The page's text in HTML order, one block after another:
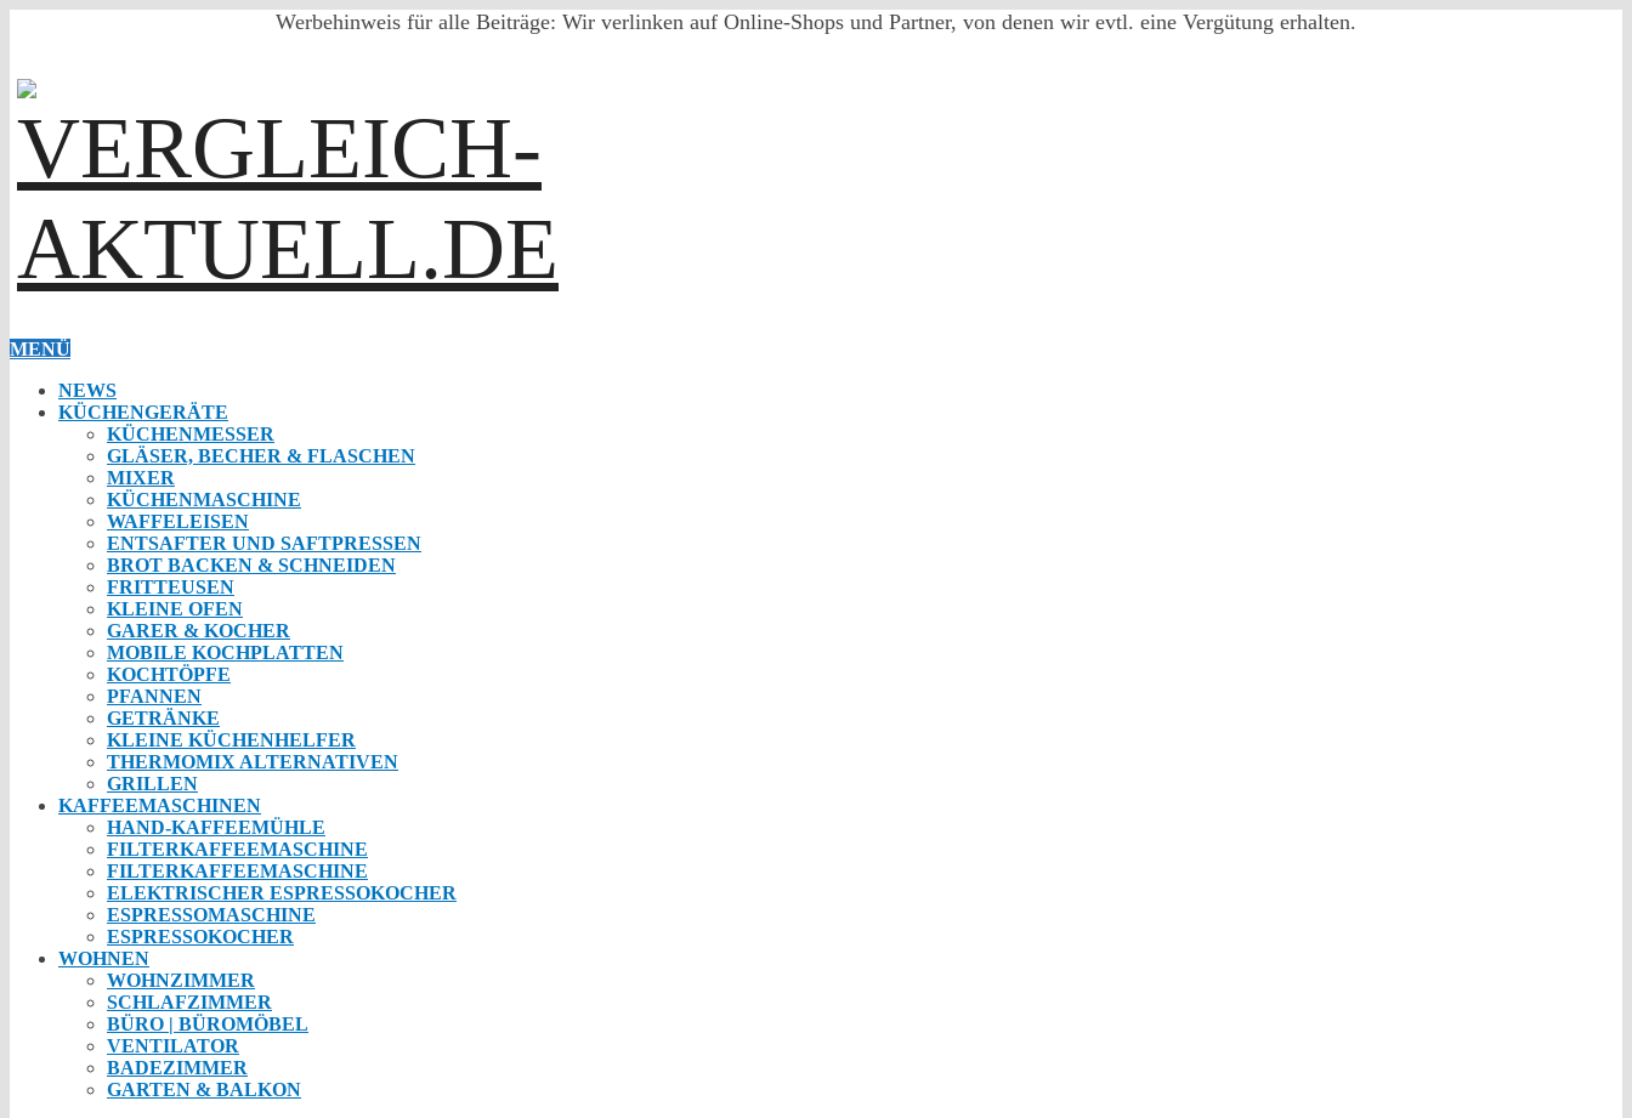
Werbehinweis für alle Beiträge: Wir verlinken auf Online-Shops und Partner, von denen wir evtl. eine Vergütung erhalten.
MENÜ
NEWS
KÜCHENGERÄTE
KÜCHENMESSER
GLÄSER, BECHER & FLASCHEN
MIXER
KÜCHENMASCHINE
WAFFELEISEN
ENTSAFTER UND SAFTPRESSEN
BROT BACKEN & SCHNEIDEN
FRITTEUSEN
KLEINE OFEN
GARER & KOCHER
MOBILE KOCHPLATTEN
KOCHTÖPFE
PFANNEN
GETRÄNKE
KLEINE KÜCHENHELFER
THERMOMIX ALTERNATIVEN
GRILLEN
KAFFEEMASCHINEN
HAND-KAFFEEMÜHLE
FILTERKAFFEEMASCHINE
FILTERKAFFEEMASCHINE
ELEKTRISCHER ESPRESSOKOCHER
ESPRESSOMASCHINE
ESPRESSOKOCHER
WOHNEN
WOHNZIMMER
SCHLAFZIMMER
BÜRO | BÜROMÖBEL
VENTILATOR
BADEZIMMER
GARTEN & BALKON